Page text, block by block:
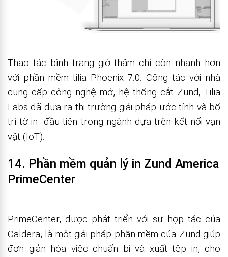
Thao tác bình trang giờ thậm chí còn nhanh hơn
với phần mềm tilia Phoenix 7.0. Cộng tác với nhà
cung cấp công nghệ mở, hệ thống cắt Zund, Tilia
Labs đã đưa ra thị trường giải pháp ước tính và bố
trí tờ in đầu tiên trong ngành dựa trên kết nối vạn
vật (IoT).
14. Phần mềm quản lý in Zund America
PrimeCenter
PrimeCenter, được phát triển với sự hợp tác của
Caldera, là một giải pháp phần mềm của Zünd giúp
đơn giản hóa việc chuẩn bị và xuất tệp in, cho